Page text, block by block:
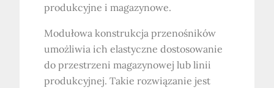
produkcyjne i magazynowe.
Modułowa konstrukcja przenośników
umożliwia ich elastyczne dostosowanie
do przestrzeni magazynowej lub linii
produkcyjnej. Takie rozwiązanie jest